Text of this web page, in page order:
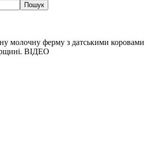
молочну ферму з датськими коровами
ВІДЕО